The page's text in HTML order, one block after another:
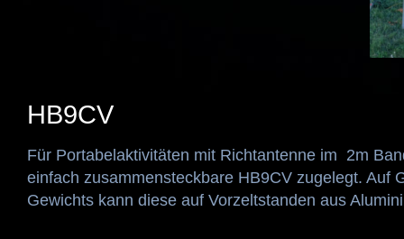
HB9CV
Für Portabelaktivitäten mit Richtantenne im 2m
einfach zusammensteckbare HB9CV zugelegt. Auf
Gewichts kann diese auf Vorzeltstanden aus